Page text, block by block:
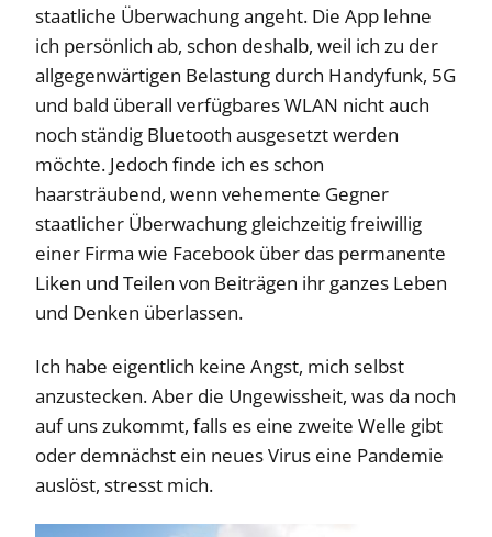
staatliche Überwachung angeht. Die App lehne
ich persönlich ab, schon deshalb, weil ich zu der
allgegenwärtigen Belastung durch Handyfunk, 5G
und bald überall verfügbares WLAN nicht auch
noch ständig Bluetooth ausgesetzt werden
möchte. Jedoch finde ich es schon
haarsträubend, wenn vehemente Gegner
staatlicher Überwachung gleichzeitig freiwillig
einer Firma wie Facebook über das permanente
Liken und Teilen von Beiträgen ihr ganzes Leben
und Denken überlassen.
Ich habe eigentlich keine Angst, mich selbst
anzustecken. Aber die Ungewissheit, was da noch
auf uns zukommt, falls es eine zweite Welle gibt
oder demnächst ein neues Virus eine Pandemie
auslöst, stresst mich.